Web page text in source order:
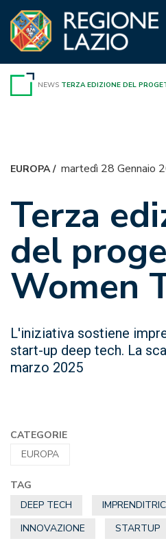
contenuto
NEWS TERZA EDIZIONE DEL
EUROPA/ martedì 28 Gennaio
Terza
del
Women
L'iniziativa sostiene
start-up deep tech. La
marzo 2025
CATEGORIE
EUROPA
TAG
DEEP TECH
INNOVAZIONE
STARTUP